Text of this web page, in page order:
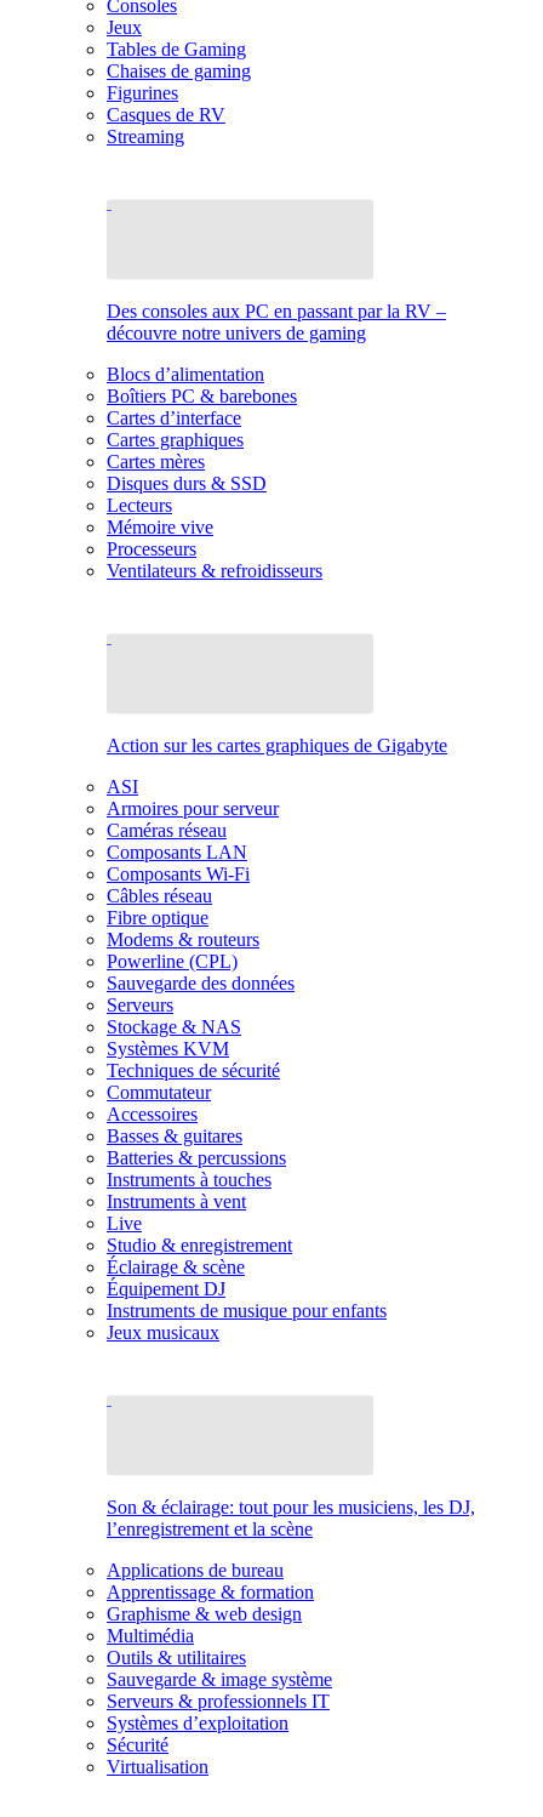
Consoles
Jeux
Tables de Gaming
Chaises de gaming
Figurines
Casques de RV
Streaming
Des consoles aux PC en passant par la RV –
découvre notre univers de gaming
Blocs d’alimentation
Boîtiers PC & barebones
Cartes d’interface
Cartes graphiques
Cartes mères
Disques durs & SSD
Lecteurs
Mémoire vive
Processeurs
Ventilateurs & refroidisseurs
Action sur les cartes graphiques de Gigabyte
ASI
Armoires pour serveur
Caméras réseau
Composants LAN
Composants Wi-Fi
Câbles réseau
Fibre optique
Modems & routeurs
Powerline (CPL)
Sauvegarde des données
Serveurs
Stockage & NAS
Systèmes KVM
Techniques de sécurité
Commutateur
Accessoires
Basses & guitares
Batteries & percussions
Instruments à touches
Instruments à vent
Live
Studio & enregistrement
Éclairage & scène
Équipement DJ
Instruments de musique pour enfants
Jeux musicaux
Son & éclairage: tout pour les musiciens, les DJ,
l’enregistrement et la scène
Applications de bureau
Apprentissage & formation
Graphisme & web design
Multimédia
Outils & utilitaires
Sauvegarde & image système
Serveurs & professionnels IT
Systèmes d’exploitation
Sécurité
Virtualisation